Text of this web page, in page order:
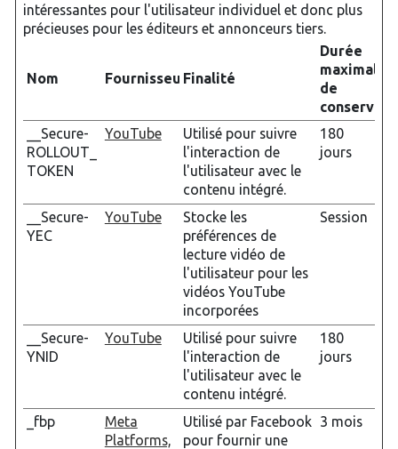
intéressantes pour l'utilisateur individuel et donc plus
précieuses pour les éditeurs et annonceurs tiers.
Nom FournisseurFinalité
Durée
maximale
de
__Secure-
ROLLOUT_
TOKEN
YouTube
Utilisé pour suivre
l'interaction de
l'utilisateur avec le
contenu intégré.
180
jours
__Secure-
YEC
YouTube
Stocke les
préférences de
lecture vidéo de
l'utilisateur pour les
vidéos YouTube
incorporées
Session
__Secure-
YNID
YouTube
Utilisé pour suivre
l'interaction de
l'utilisateur avec le
contenu intégré.
180
jours
_fbp
Meta
Platforms,
Utilisé par Facebook
pour fournir une
3 mois